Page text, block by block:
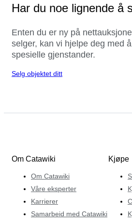
Har du noe lignende å
Enten du er ny på
selger, kan vi hjelpe deg med
spesielle gjenstander.
Selg objektet ditt
Om Catawiki
Om Catawiki
Våre eksperter
Karrierer
Samarbeid med Catawiki
Kjøpe